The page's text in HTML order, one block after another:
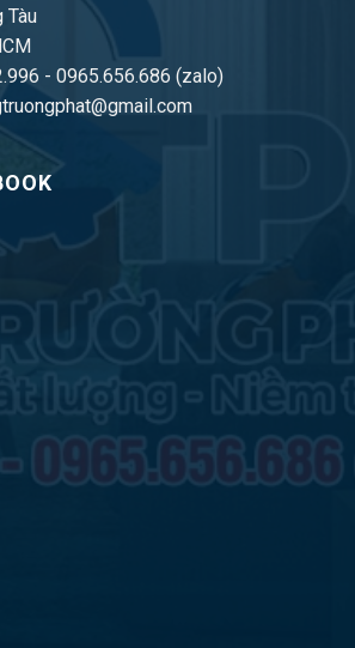
Tàu
- 0965.656.686 (zalo)